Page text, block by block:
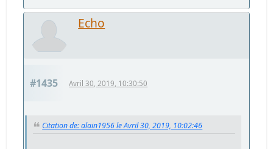
Echo
#1435 Avril 30, 2019, 10:30:50
Citation de: alain1956 le Avril 30, 2019, 10:02:46